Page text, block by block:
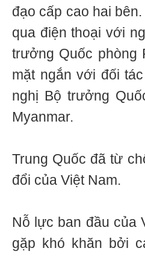
đạo cấp cao hai
qua điện thoại với
trưởng Quốc phòng
mặt ngắn với đối
nghị Bộ trưởng
Myanmar.
Trung Quốc đã từ
đổi của Việt Nam.
Nỗ lực ban đầu của
gặp khó khăn bởi